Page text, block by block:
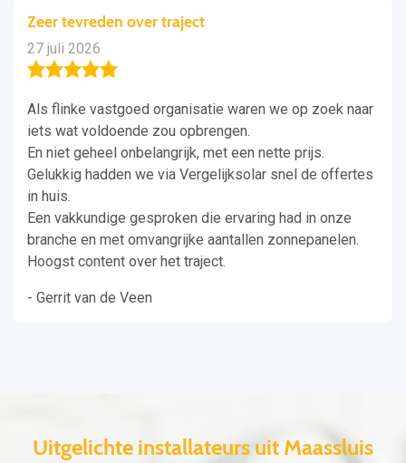
Zeer tevreden over traject
27 juli 2026
Als flinke vastgoed organisatie waren we op zoek naar
iets wat voldoende zou opbrengen.
En niet geheel onbelangrijk, met een nette prijs.
Gelukkig hadden we via Vergelijksolar snel de offertes
in huis.
Een vakkundige gesproken die ervaring had in onze
branche en met omvangrijke aantallen zonnepanelen.
Hoogst content over het traject.
- Gerrit van de Veen
Uitgelichte installateurs uit Maassluis